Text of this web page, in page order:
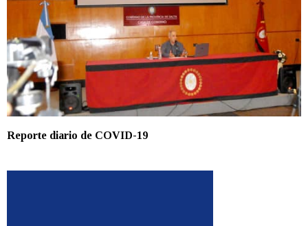
Reporte diario de COVID-19